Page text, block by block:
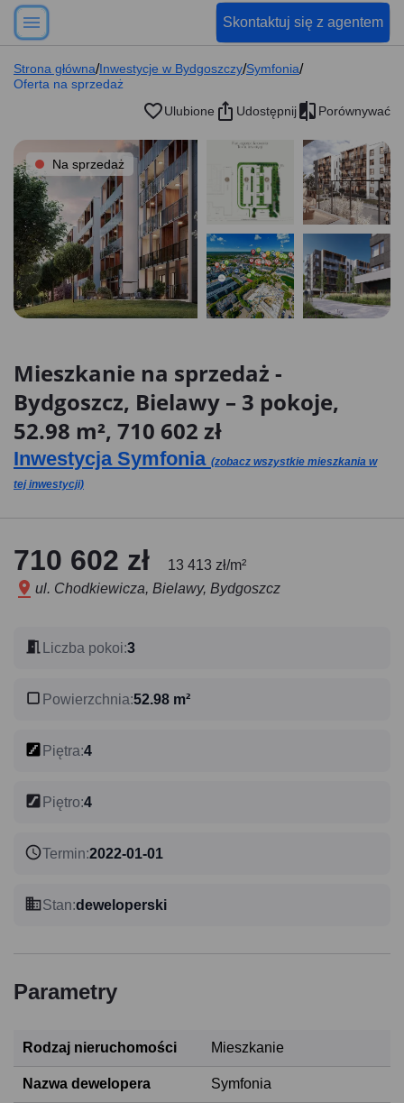
Skontaktuj się z agentem
Strona główna/Inwestycje w Bydgoszczy/Symfonia/
Oferta na sprzedaż
Ulubione
Udostępnij Porównywać
Na sprzedaż
Mieszkanie na sprzedaż -
Bydgoszcz, Bielawy – 3 pokoje,
52.98 m², 710 602 zł
Inwestycja Symfonia (zobacz wszystkie mieszkania w
tej inwestycji)
710 602 zł
13 413 zł/m²
ul. Chodkiewicza, Bielawy, Bydgoszcz
Liczba pokoi:3
Powierzchnia:52.98 m²
Piętra:4
Piętro:4
Termin:2022-01-01
Stan:deweloperski
Parametry
Rodzaj nieruchomości Mieszkanie
Nazwa dewelopera
Symfonia